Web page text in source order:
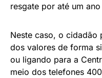
resgate por até um
Neste caso, o cidadão
dos valores de forma
ou ligando para a
meio dos telefones